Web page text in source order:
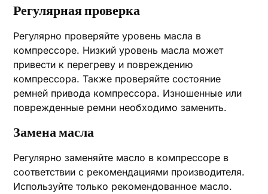
Регулярная проверка
Регулярно проверяйте уровень масла в
компрессоре. Низкий уровень масла может
привести к перегреву и повреждению
компрессора. Также проверяйте состояние
ремней привода компрессора. Изношенные или
поврежденные ремни необходимо заменить.
Замена масла
Регулярно заменяйте масло в компрессоре в
соответствии с рекомендациями производителя.
Используйте только рекомендованное масло.